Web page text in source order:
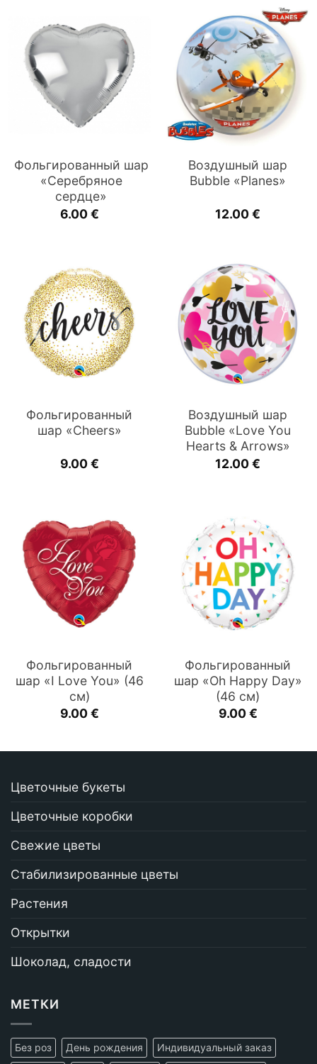
Фольгированный шар
«Серебряное
сердце»
6.00€
Воздушный шар
Bubble «Planes»
12.00€
Фольгированный
шар «Cheers»
9.00€
Воздушный шар
Bubble «Love You
Hearts & Arrows»
12.00€
Фольгированный
шар «I Love You» (46
см)
9.00€
Фольгированный
шар «Oh Happy Day»
(46 см)
9.00€
Цветочные букеты
Цветочные коробки
Свежие цветы
Стабилизированные цветы
Растения
Открытки
Шоколад, сладости
МЕТКИ
Без роз День рождения Индивидуальный заказ